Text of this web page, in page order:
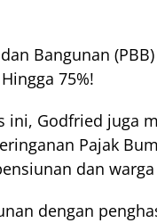
Bangunan
75%!
ini, Godfried juga
Pajak
dan
dengan